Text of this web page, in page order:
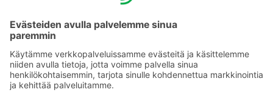
Tie­to­suo­ja­se­loste (Arina)